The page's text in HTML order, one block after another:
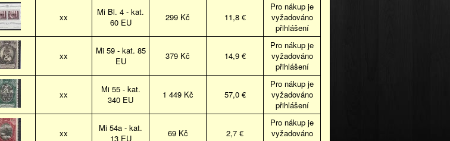
xx
Mi Bl. 4 - kat.
60 EU
299 Kč 11,8 €
Pro nákup je
vyžadováno
přihlášení
xx
Mi 59 - kat. 85
EU
379 Kč 14,9 €
Pro nákup je
vyžadováno
přihlášení
xx
Mi 55 - kat.
340 EU
1 449 Kč 57,0 €
Pro nákup je
vyžadováno
přihlášení
xx
Mi 54a - kat.
13 EU
69 Kč 2,7 €
Pro nákup je
vyžadováno